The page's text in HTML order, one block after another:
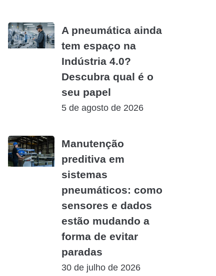
A pneumática ainda
tem espaço na
Indústria 4.0?
Descubra qual é o
seu papel
5 de agosto de 2026
Manutenção
preditiva em
sistemas
pneumáticos: como
sensores e dados
estão mudando a
forma de evitar
paradas
30 de julho de 2026